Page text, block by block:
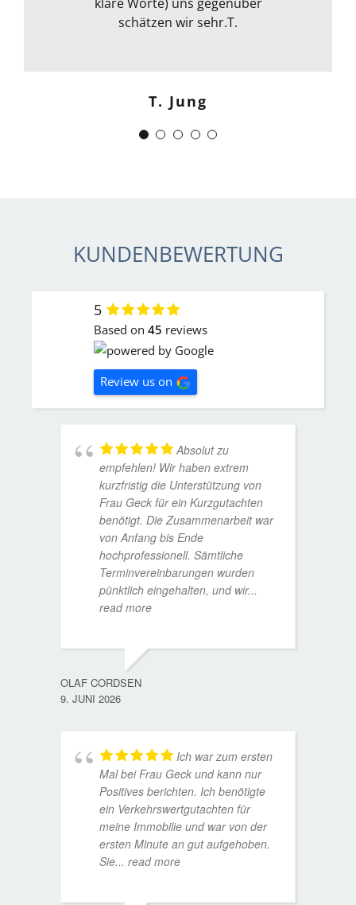
schätzen wir sehr.T.
T. Jung
weiterempfehlen. Weiter so !
J. Schwaber
KUNDENBEWERTUNG
5
Based on 45 reviews
Review us on
Absolut zu
empfehlen! Wir haben extrem
kurzfristig die Unterstützung von
Frau Geck für ein Kurzgutachten
benötigt. Die Zusammenarbeit war
von Anfang bis Ende
hochprofessionell. Sämtliche
Terminvereinbarungen wurden
pünktlich eingehalten, und wir...
read more
OLAF CORDSEN
9. JUNI 2026
Ich war zum ersten
Mal bei Frau Geck und kann nur
Positives berichten. Ich benötigte
ein Verkehrswertgutachten für
meine Immobilie und war von der
ersten Minute an gut aufgehoben.
Sie... read more